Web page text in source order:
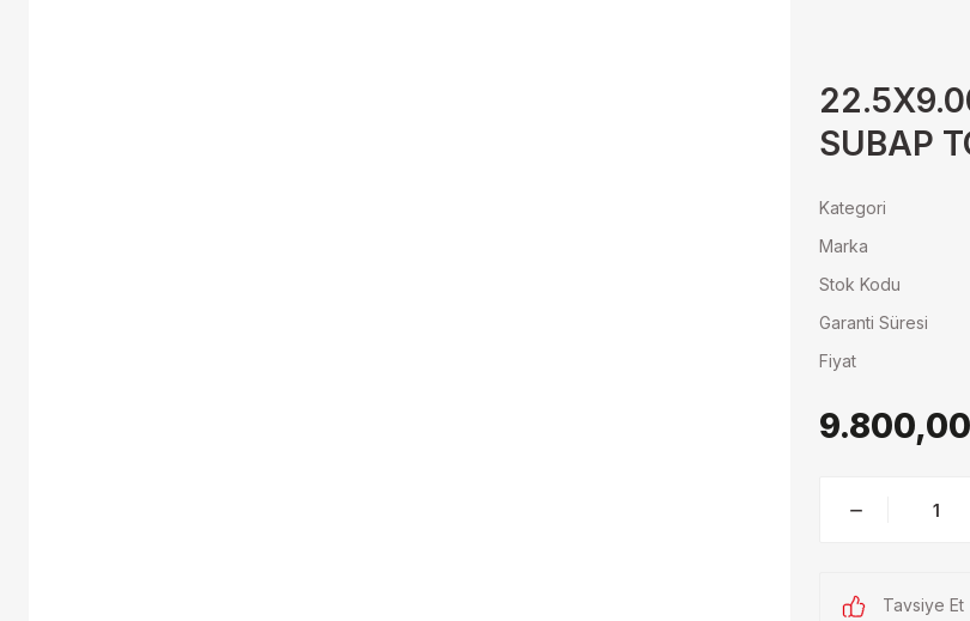
SUBAP
Kategori
Marka
Stok Kodu
Garanti Süresi
Fiyat
Tavsiye Et